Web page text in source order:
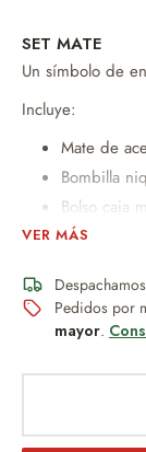
SET MATE
Un símbolo de
Incluye:
Mate de
Bombilla
Bolso caja
Un obsequio
buen gusto.
Posibilidad de
Posibilidad de
VER MÁS
Pedidos por
mayor.